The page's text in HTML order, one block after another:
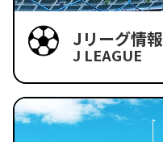
Jリーグ情報
J LEAGUE